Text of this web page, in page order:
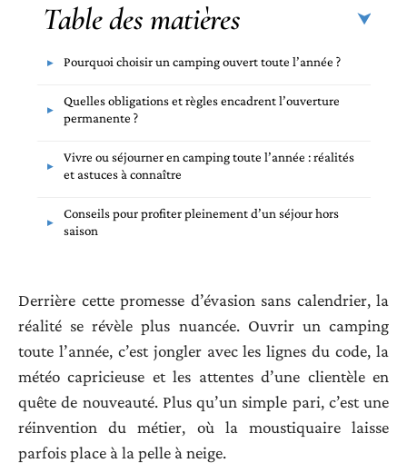
Table des matières
Pourquoi choisir un camping ouvert toute l’année ?
Quelles obligations et règles encadrent l’ouverture
permanente ?
Vivre ou séjourner en camping toute l’année : réalités
et astuces à connaître
Conseils pour profiter pleinement d’un séjour hors
saison
Derrière cette promesse d’évasion sans calendrier, la
réalité se révèle plus nuancée. Ouvrir un camping
toute l’année, c’est jongler avec les lignes du code, la
météo capricieuse et les attentes d’une clientèle en
quête de nouveauté. Plus qu’un simple pari, c’est une
réinvention du métier, où la moustiquaire laisse
parfois place à la pelle à neige.